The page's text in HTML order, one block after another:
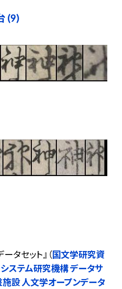
(9)
ータセット 』（国文学研究資
システム研究機構 データサ
設 人文学オープンデータ